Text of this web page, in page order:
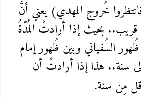
خُروج المهدي) يعني أنَّ
بحيث إذا أرادتْ المُدّةُ
السُفياني وبين ظُهور إمام
سنة.. هذا إذا أرادتْ أن
مِن سنة.